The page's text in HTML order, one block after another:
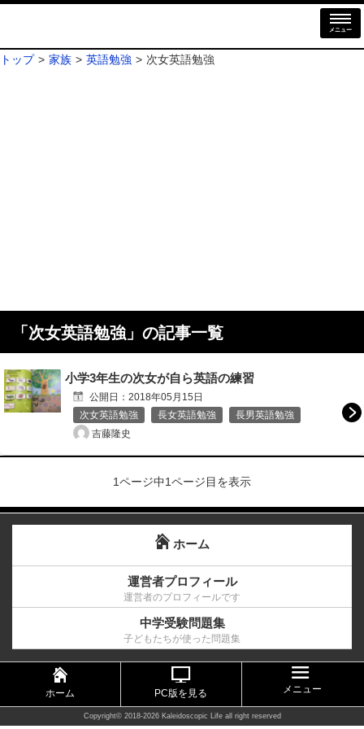
メニュー
トップ 家族 英語勉強 次女英語勉強
「 次女英語勉強 」の記事一覧
小学3年生の次女が自ら英語の練習
公開日： 2018年05月15日
次女英語勉強
長女英語勉強
長男英語勉強
吉藤隆史
1ページ中1ページ目を表示
ホーム
運営者プロフィール
運営者のプロフィールです
中学受験問題集
子どもたちが使った問題集
ホーム PC版を見る メニュー
Copyright© 2018-2026 Kaleidoscopic Lifeall right reserved